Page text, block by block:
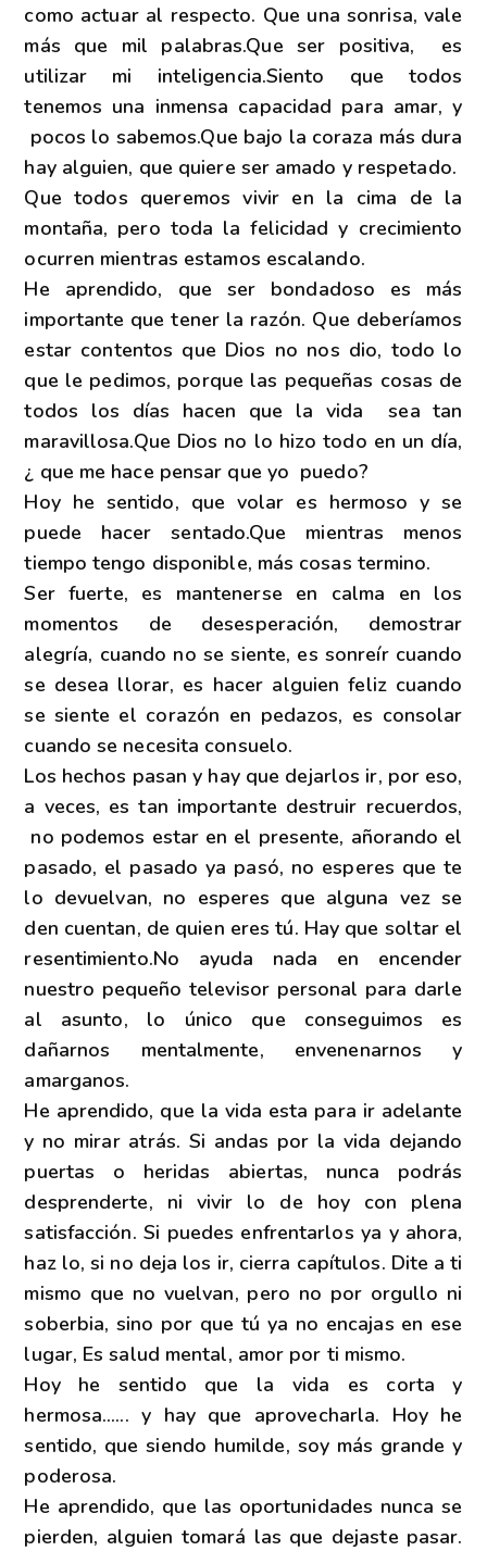
como actuar al respecto. Que una sonrisa, vale
más que mil palabras.Que ser positiva, es
utilizar mi inteligencia.Siento que todos
tenemos una inmensa capacidad para amar, y
pocos lo sabemos.Que bajo la coraza más dura
hay alguien, que quiere ser amado y respetado.
Que todos queremos vivir en la cima de la
montaña, pero toda la felicidad y crecimiento
ocurren mientras estamos escalando.
He aprendido, que ser bondadoso es más
importante que tener la razón. Que deberíamos
estar contentos que Dios no nos dio, todo lo
que le pedimos, porque las pequeñas cosas de
todos los días hacen que la vida sea tan
maravillosa.Que Dios no lo hizo todo en un día,
¿ que me hace pensar que yo puedo?
Hoy he sentido, que volar es hermoso y se
puede hacer sentado.Que mientras menos
tiempo tengo disponible, más cosas termino.
Ser fuerte, es mantenerse en calma en los
momentos de desesperación, demostrar
alegría, cuando no se siente, es sonreír cuando
se desea llorar, es hacer alguien feliz cuando
se siente el corazón en pedazos, es consolar
cuando se necesita consuelo.
Los hechos pasan y hay que dejarlos ir, por eso,
a veces, es tan importante destruir recuerdos,
no podemos estar en el presente, añorando el
pasado, el pasado ya pasó, no esperes que te
lo devuelvan, no esperes que alguna vez se
den cuentan, de quien eres tú. Hay que soltar el
resentimiento.No ayuda nada en encender
nuestro pequeño televisor personal para darle
al asunto, lo único que conseguimos es
dañarnos mentalmente, envenenarnos y
amarganos.
He aprendido, que la vida esta para ir adelante
y no mirar atrás. Si andas por la vida dejando
puertas o heridas abiertas, nunca podrás
desprenderte, ni vivir lo de hoy con plena
satisfacción. Si puedes enfrentarlos ya y ahora,
haz lo, si no deja los ir, cierra capítulos. Dite a ti
mismo que no vuelvan, pero no por orgullo ni
soberbia, sino por que tú ya no encajas en ese
lugar, Es salud mental, amor por ti mismo.
Hoy he sentido que la vida es corta y
hermosa...... y hay que aprovecharla. Hoy he
sentido, que siendo humilde, soy más grande y
poderosa.
He aprendido, que las oportunidades nunca se
pierden, alguien tomará las que dejaste pasar.